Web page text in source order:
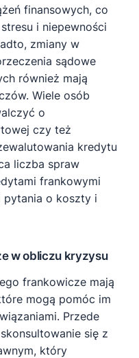
finansowych, co
i niepewności
zmiany w
sądowe
również mają
Wiele osób
o
czy też
kredytu
liczba spraw
frankowymi
pytania o koszty i
w obliczu kryzysu
frankowicze mają
mogą pomóc im
Przede
się z
który